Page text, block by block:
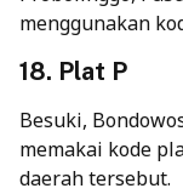
menggunakan
18. Plat P
Besuki,
memakai kode
daerah tersebut.